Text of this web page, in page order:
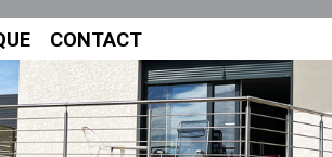
CONTACT